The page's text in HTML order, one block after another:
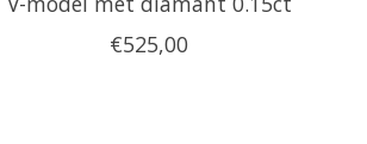
€525,00